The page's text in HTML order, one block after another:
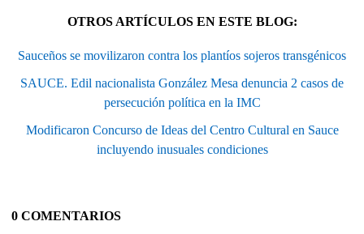
OTROS ARTÍCULOS EN ESTE BLOG:
Sauceños se movilizaron contra los plantíos sojeros transgénicos
SAUCE. Edil nacionalista González Mesa denuncia 2 casos de
persecución política en la IMC
Modificaron Concurso de Ideas del Centro Cultural en Sauce
incluyendo inusuales condiciones
0 COMENTARIOS